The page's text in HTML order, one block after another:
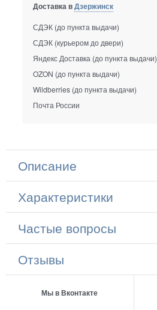
Доставка вДзержинск
СДЭК (до пункта выдачи)
СДЭК (курьером до двери)
Яндекс Доставка (до пункта выдачи)
OZON (до пункта выдачи)
Wildberries (до пункта выдачи)
Почта России
Описание
Характеристики
Частые вопросы
Отзывы
Мы в Вконтакте